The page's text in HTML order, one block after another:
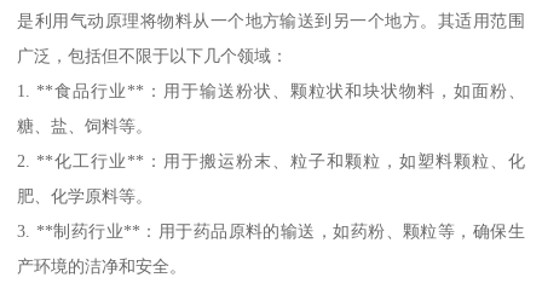
是利用气动原理将物料从一个地方输送到另一个地方。其适用范围
广泛，包括但不限于以下几个领域：
1. **食品行业**：用于输送粉状、颗粒状和块状物料，如面粉、
糖、盐、饲料等。
2. **化工行业**：用于搬运粉末、粒子和颗粒，如塑料颗粒、化
肥、化学原料等。
3. **制药行业**：用于药品原料的输送，如药粉、颗粒等，确保生
产环境的洁净和安全。